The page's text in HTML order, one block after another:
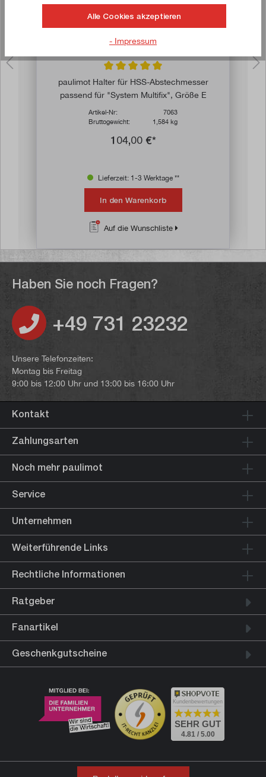
4.9 von 5 Sternen Durchschnittliche Bewertung von 5 von 5
paulimot Halter für HSS-Abstechmesser
passend für "System Multifix", Größe E
Artikel-Nr:
7063
Bruttogewicht:
1,584 kg
104,00 €*
Lieferzeit: 1-3 Werktage **
In den Warenkorb
Auf die Wunschliste
Haben Sie noch Fragen?
+49 731 23232
Unsere Telefonzeiten:
Montag bis Freitag
9:00 bis 12:00 Uhr und 13:00 bis 16:00 Uhr
Kontakt
Zahlungsarten
Noch mehr paulimot
Service
Unternehmen
Weiterführende Links
Rechtliche Informationen
Ratgeber
Fanartikel
Geschenkgutscheine
Kundenbewertungen
SEHR GUT
4.81 / 5.00
Alle Cookies akzeptieren
- Impressum